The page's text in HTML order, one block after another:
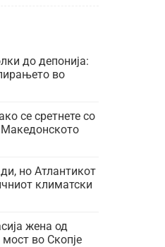
до депонија:
во
се сретнете со
но Атлантикот
климатски
жена од
во Скопје